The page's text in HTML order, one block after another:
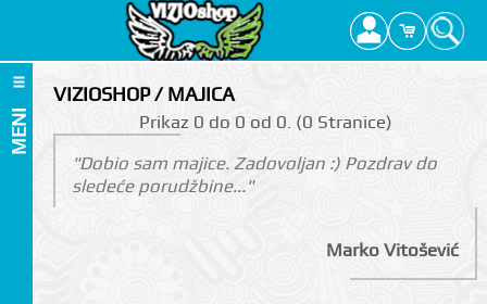
MENI
VIZIOSHOP / MAJICA
Prikаz 0 do 0 оd 0. (0 Strаnicе)
"Dobio sam majice. Zadovoljan :) Pozdrav do
sledeće porudžbine..."
Marko Vitošević